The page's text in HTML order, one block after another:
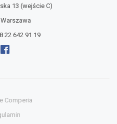
13 (wejście C)
22 642 91 19
Comperia